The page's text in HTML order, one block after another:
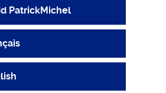
PatrickMichel